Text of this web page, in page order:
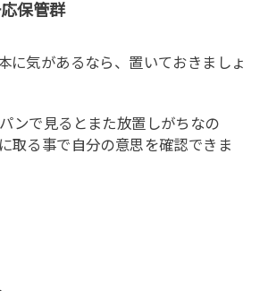
保管群
に気があるなら、置いておきましょ
ンで見るとまた放置しがちなの
取る事で自分の意思を確認できま